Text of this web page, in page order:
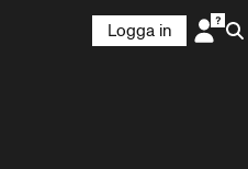
Logga in